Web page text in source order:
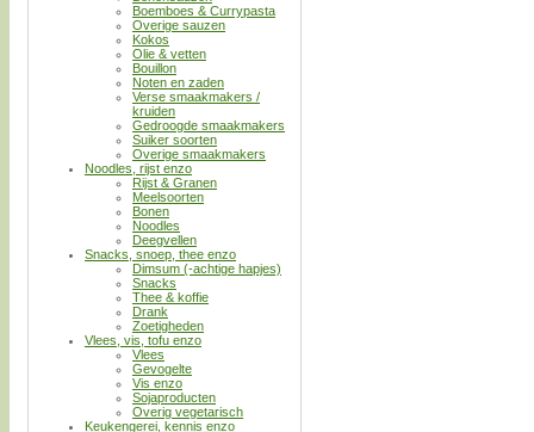
Boemboes & Currypasta
Overige sauzen
Kokos
Olie & vetten
Bouillon
Noten en zaden
Verse smaakmakers /
kruiden
Gedroogde smaakmakers
Suiker soorten
Overige smaakmakers
Noodles, rijst enzo
Rijst & Granen
Meelsoorten
Bonen
Noodles
Deegvellen
Snacks, snoep, thee enzo
Dimsum (-achtige hapjes)
Snacks
Thee & koffie
Drank
Zoetigheden
Vlees, vis, tofu enzo
Vlees
Gevogelte
Vis enzo
Sojaproducten
Overig vegetarisch
Keukengerei, kennis enzo